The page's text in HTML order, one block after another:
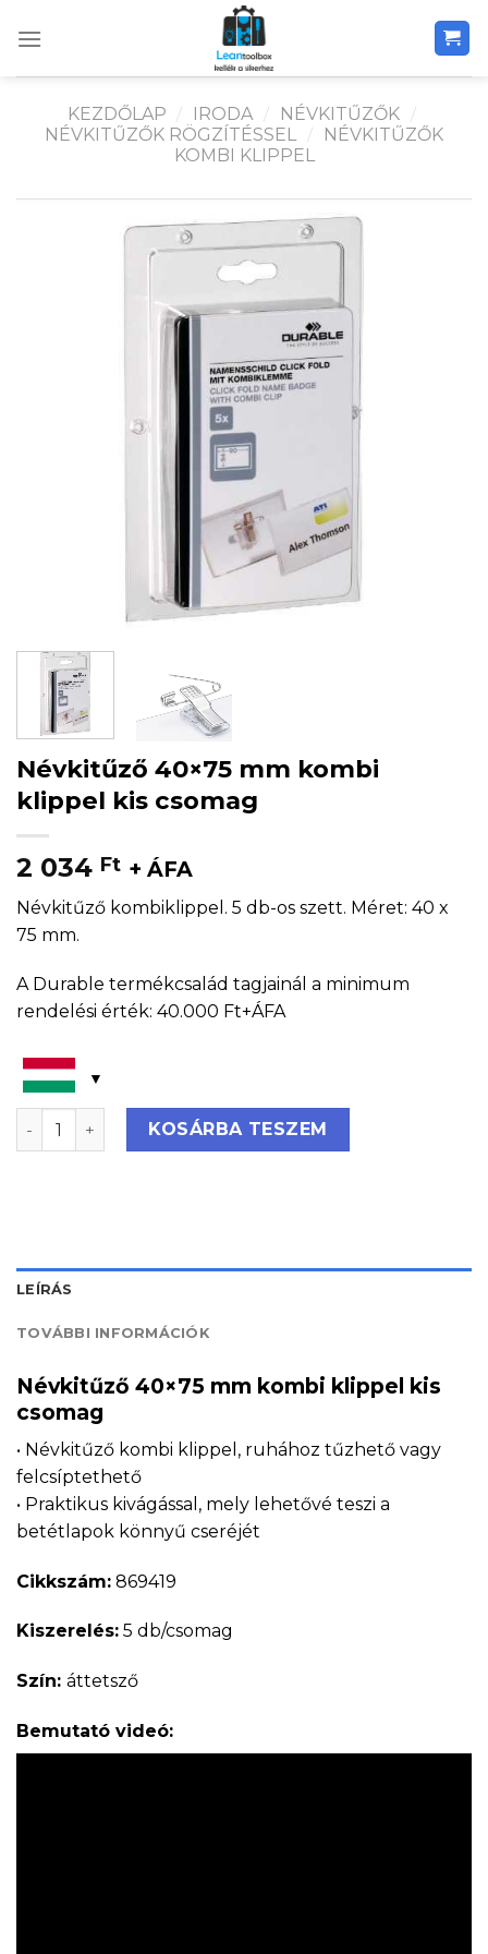
KEZDŐLAP / IRODA / NÉVKITŰZŐK /
NÉVKITŰZŐK RÖGZÍTÉSSEL /
NÉVKITŰZŐK
KOMBI KLIPPEL
Névkitűző 40×75 mm kombi
klippel kis csomag
2 034 Ft + ÁFA
Névkitűző kombiklippel. 5 db-os szett. Méret: 40 x
75 mm.
A Durable termékcsalád tagjainál a minimum
rendelési érték: 40.000 Ft+ÁFA
Névkitűző 40x75 mm kombi klippel kis csomag
KOSÁRBA TESZEM
LEÍRÁS
TOVÁBBI INFORMÁCIÓK
Névkitűző 40×75 mm kombi klippel kis
csomag
• Névkitűző kombi klippel, ruhához tűzhető vagy
felcsíptethető
• Praktikus kivágással, mely lehetővé teszi a
betétlapok könnyű cseréjét
Cikkszám: 869419
Kiszerelés: 5 db/csomag
Szín: áttetsző
Bemutató videó: